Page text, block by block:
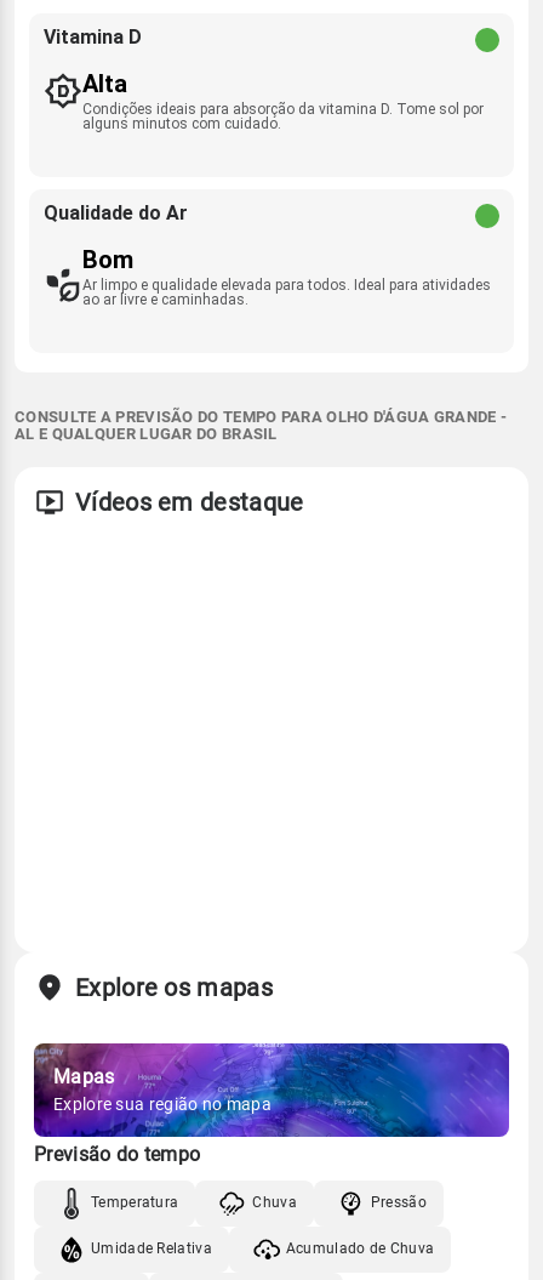
Vitamina D
Alta
Condições ideais para absorção da vitamina D. Tome sol por
alguns minutos com cuidado.
Qualidade do Ar
Bom
Ar limpo e qualidade elevada para todos. Ideal para atividades
ao ar livre e caminhadas.
CONSULTE A PREVISÃO DO TEMPO PARA OLHO D'ÁGUA GRANDE -
AL E QUALQUER LUGAR DO BRASIL
Vídeos em destaque
Explore os mapas
Mapas
Explore sua região no mapa
Previsão do tempo
Temperatura Chuva Pressão
Umidade Relativa Acumulado de Chuva